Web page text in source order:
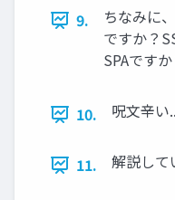
9.
ちなみに
ですか？
SPAです
10. 呪文辛い
11. 解説して